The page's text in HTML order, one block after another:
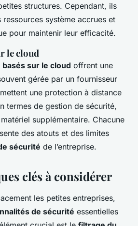
structures. Cependant, ils
système accrues et
pour maintenir leur efficacité.
le cloud
sur le cloud offrent une
gérée par un fournisseur
une protection à distance
termes de gestion de sécurité,
supplémentaire. Chacune
des atouts et des limites
sécurité de l’entreprise.
clés à considérer
les petites entreprises,
de sécurité essentielles